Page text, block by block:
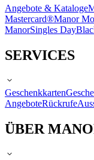
Angebote & Kataloge
Mastercard®Manor
ManorSingles Day
SERVICES
Geschenkkarten
AngeboteRückrufe
ÜBER